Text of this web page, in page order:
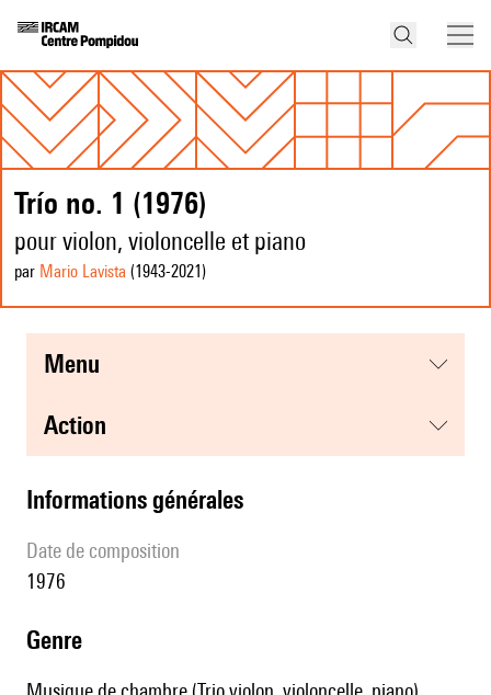
Trío no. 1 (1976)
pour violon, violoncelle et piano
par Mario Lavista (1943-2021 )
menu
action
informations générales
date de composition
1976
genre